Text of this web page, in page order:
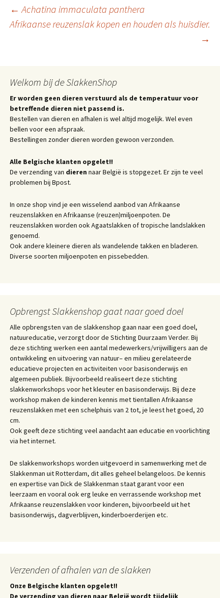
Berichtnavigatie
← Achatina immaculata panthera
Afrikaanse reuzenslak kopen en houden als huisdier.
→
Welkom bij de SlakkenShop
Er worden geen dieren verstuurd als de temperatuur voor
betreffende dieren niet passend is.
Bestellen van dieren en afhalen is wel altijd mogelijk. Wel even
bellen voor een afspraak.
Bestellingen zonder dieren worden gewoon verzonden.
Alle Belgische klanten opgelet!!
De verzending van dieren naar België is stopgezet. Er zijn te veel
problemen bij Bpost.
In onze shop vind je een wisselend aanbod van Afrikaanse
reuzenslakken en Afrikaanse (reuzen)miljoenpoten. De
reuzenslakken worden ook Agaatslakken of tropische landslakken
genoemd.
Ook andere kleinere dieren als wandelende takken en bladeren.
Diverse soorten miljoenpoten en pissebedden.
Opbrengst Slakkenshop gaat naar goed doel
Alle opbrengsten van de slakkenshop gaan naar een goed doel,
natuureducatie, verzorgt door de Stichting Duurzaam Verder. Bij
deze stichting werken een aantal medewerkers/vrijwilligers aan de
ontwikkeling en uitvoering van natuur– en milieu gerelateerde
educatieve projecten en activiteiten voor basisonderwijs en
algemeen publiek. Bijvoorbeeld realiseert deze stichting
slakkenworkshops voor het kleuter en basisonderwijs. Bij deze
workshop maken de kinderen kennis met tientallen Afrikaanse
reuzenslakken met een schelphuis van 2 tot, je leest het goed, 20
cm.
Ook geeft deze stichting veel aandacht aan educatie en voorlichting
via het internet.
De slakkenworkshops worden uitgevoerd in samenwerking met de
Slakkenman uit Rotterdam, dit alles geheel belangeloos. De kennis
en expertise van Dick de Slakkenman staat garant voor een
leerzaam en vooral ook erg leuke en verrassende workshop met
Afrikaanse reuzenslakken voor kinderen, bijvoorbeeld uit het
basisonderwijs, dagverblijven, kinderboerderijen etc.
Verzenden of afhalen van de slakken
Onze Belgische klanten opgelet!!
De verzending van dieren naar België wordt tijdelijk